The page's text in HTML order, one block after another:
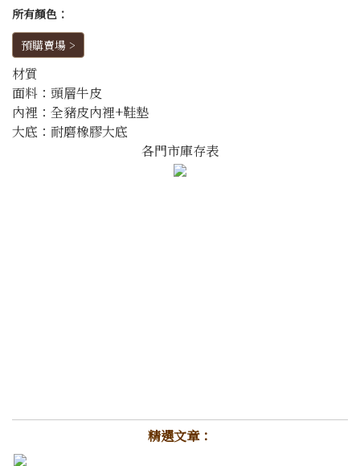
所有顏色：
預購賣場 >
材質
面料：頭層牛皮
內裡：全豬皮內裡+鞋墊
大底：耐磨橡膠大底
各門市庫存表
精選文章：